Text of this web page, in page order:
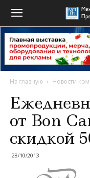
На главную Новости
от Bon
скидкой
28/10/2013